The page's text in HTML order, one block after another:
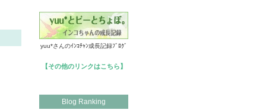
yuu*さんのｲﾝｺﾁｬﾝ成長記録ﾌﾞﾛｸﾞ
【その他のリンクはこちら】
Blog Ranking